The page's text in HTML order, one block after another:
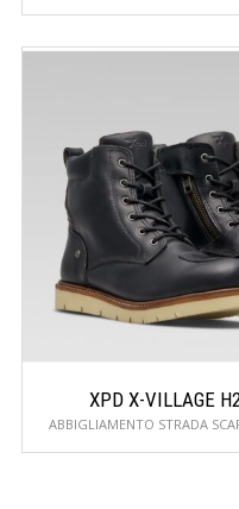
XPD X-VILLAGE
ABBIGLIAMENTO STRADA